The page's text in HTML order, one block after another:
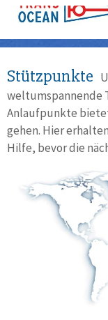
Stützpunkte
weltumspannende
Anlaufpunkte
gehen. Hier
Hilfe, bevor die